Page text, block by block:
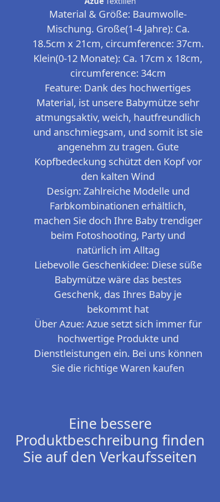
Material & Größe: Baumwolle-
Mischung. Große(1-4 Jahre): Ca.
18.5cm x 21cm, circumference: 37cm.
Klein(0-12 Monate): Ca. 17cm x 18cm,
circumference: 34cm
Feature: Dank des hochwertiges
Material, ist unsere Babymütze sehr
atmungsaktiv, weich, hautfreundlich
und anschmiegsam, und somit ist sie
angenehm zu tragen. Gute
Kopfbedeckung schützt den Kopf vor
den kalten Wind
Design: Zahlreiche Modelle und
Farbkombinationen erhältlich,
machen Sie doch Ihre Baby trendiger
beim Fotoshooting, Party und
natürlich im Alltag
Liebevolle Geschenkidee: Diese süße
Babymütze wäre das bestes
Geschenk, das Ihres Baby je
bekommt hat
Über Azue: Azue setzt sich immer für
hochwertige Produkte und
Dienstleistungen ein. Bei uns können
Sie die richtige Waren kaufen
Eine bessere
Produktbeschreibung finden
Sie auf den Verkaufsseiten